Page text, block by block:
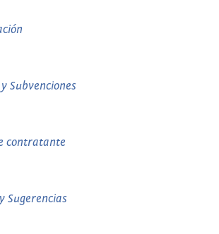
Subvenciones
contratante
Sugerencias